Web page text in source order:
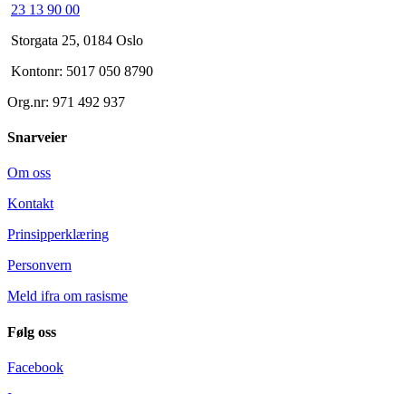
23 13 90 00
Storgata 25, 0184 Oslo
Kontonr: 5017 050 8790
Org.nr: 971 492 937
Snarveier
Om oss
Kontakt
Prinsipperklæring
Personvern
Meld ifra om rasisme
Følg oss
Facebook